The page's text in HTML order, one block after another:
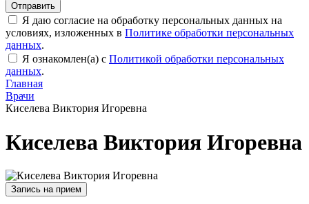
Отправить
Я даю согласие на обработку персональных данных на
условиях, изложенных в Политике обработки персональных
данных.
Я ознакомлен(а) с Политикой обработки персональных
данных.
Главная
Врачи
Киселева Виктория Игоревна
Киселева Виктория Игоревна
Запись на прием